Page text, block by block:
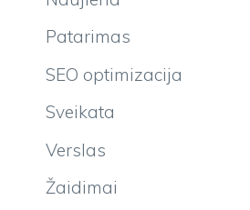
Patarimas
SEO optimizacija
Sveikata
Verslas
Žaidimai